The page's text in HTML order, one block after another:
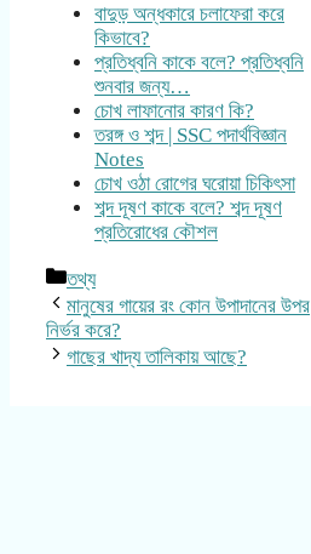
বাদুড় অন্ধকারে চলাফেরা করে
কিভাবে?
প্রতিধ্বনি কাকে বলে? প্রতিধ্বনি
শুনবার জন্য…
চোখ লাফানোর কারণ কি?
তরঙ্গ ও শব্দ | SSC পদার্থবিজ্ঞান
Notes
চোখ ওঠা রোগের ঘরোয়া চিকিৎসা
শব্দ দূষণ কাকে বলে? শব্দ দূষণ
প্রতিরোধের কৌশল
Categories
তথ্য
মানুষের গায়ের রং কোন উপাদানের উপর
নির্ভর করে?
গাছের খাদ্য তালিকায় আছে?